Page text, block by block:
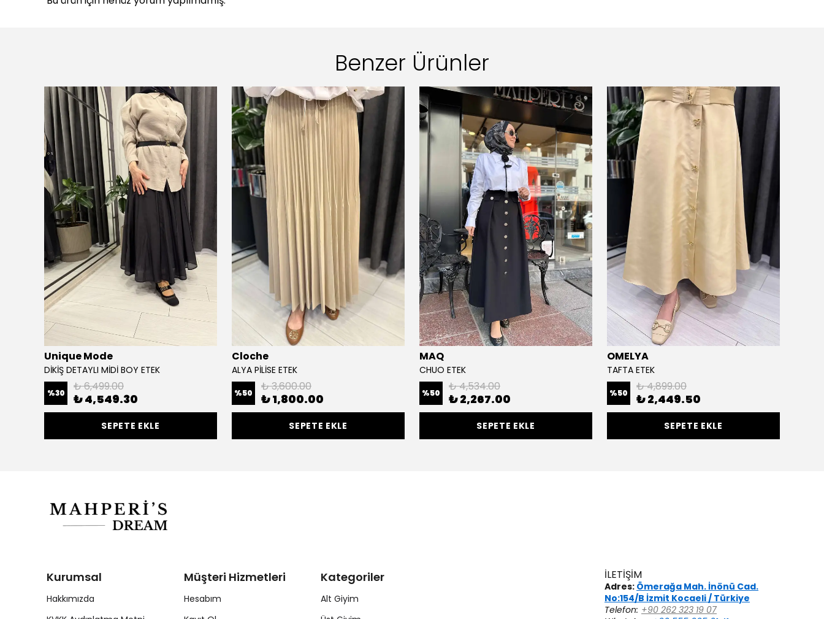
Benzer Ürünler
Unique Mode
DİKİŞ DETAYLI MİDİ BOY ETEK
%30 ₺ 6,499.00
₺ 4,549.30
SEPETE EKLE
Cloche
ALYA PİLİSE ETEK
%50 ₺ 3,600.00
₺ 1,800.00
SEPETE EKLE
MAQ
CHUO ETEK
%50 ₺ 4,534.00
₺ 2,267.00
SEPETE EKLE
OMELYA
TAFTA ETEK
%50 ₺ 4,899.00
₺ 2,449.50
SEPETE EKLE
Kurumsal
Hakkımızda
Müşteri Hizmetleri
Hesabım
Kategoriler
Alt Giyim
İLETİŞİM
Adres: Ömerağa Mah. İnönü Cad.
No:154/B İzmit Kocaeli / Türkiye
Telefon: +90 262 323 19 07